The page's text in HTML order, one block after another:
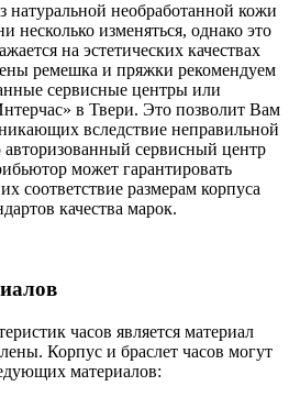
натуральной необработанной кожи
несколько изменяться, однако это
на эстетических качествах
ремешка и пряжки рекомендуем
сервисные центры или
в Твери. Это позволит Вам
вследствие неправильной
сервисный центр
может гарантировать
соответствие размерам корпуса
качества марок.
часов является материал
Корпус и браслет часов могут
материалов: